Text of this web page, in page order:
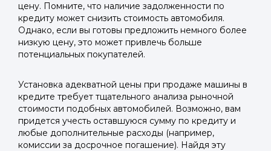
цену. Помните, что наличие задолженности по
кредиту может снизить стоимость автомобиля.
Однако, если вы готовы предложить немного более
низкую цену, это может привлечь больше
потенциальных покупателей.
Установка адекватной цены при продаже машины в
кредите требует тщательного анализа рыночной
стоимости подобных автомобилей. Возможно, вам
придется учесть оставшуюся сумму по кредиту и
любые дополнительные расходы (например,
комиссии за досрочное погашение). Найдя эту